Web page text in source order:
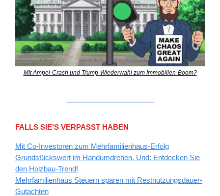
Mit Ampel-Crash und Trump-Wiederwahl zum Immobilien-Boom?
FALLS SIE’S VERPASST HABEN
Mit Co-Investoren zum Mehrfamilienhaus-Erfolg
Grundstückswert im Handumdrehen. Und: Entdecken Sie
den Holzbau-Trend!
Mehrfamilienhaus Steuern sparen mit Restnutzungsdauer-
Gutachten